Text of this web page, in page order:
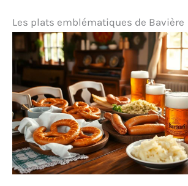
Les plats emblématiques de Bavière